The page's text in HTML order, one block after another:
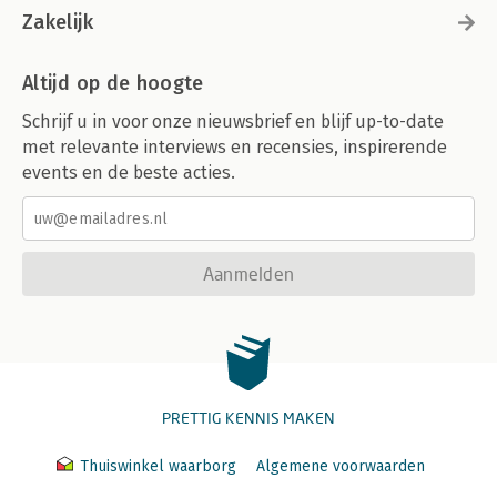
Zakelijk
Altijd op de hoogte
Schrijf u in voor onze nieuwsbrief en blijf up-to-date
met relevante interviews en recensies, inspirerende
events en de beste acties.
Aanmelden
PRETTIG KENNIS MAKEN
Thuiswinkel waarborg Algemene voorwaarden